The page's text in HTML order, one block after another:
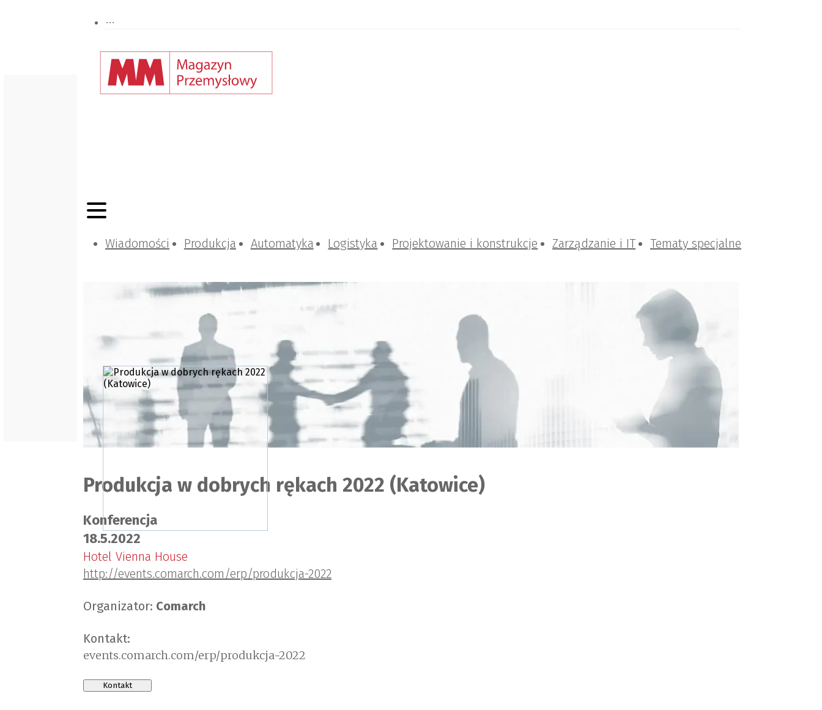
Wiadomości Produkcja Automatyka Logistyka Projektowanie i konstrukcje Zarządzanie i IT Tematy specjalne
Produkcja w dobrych rękach 2022 (Katowice)
Konferencja
18.5.2022
Hotel Vienna House
http://events.comarch.com/erp/produkcja-2022
Organizator: Comarch
Kontakt:
events.comarch.com/erp/produkcja-2022
Kontakt